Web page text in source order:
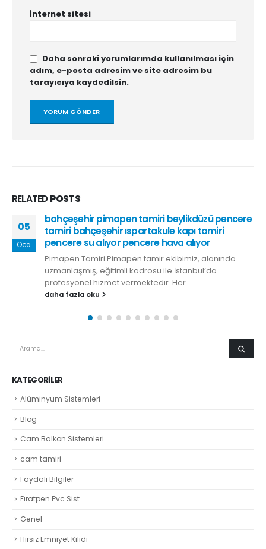
İnternet sitesi
Daha sonraki yorumlarımda kullanılması için
adım, e-posta adresim ve site adresim bu
tarayıcıya kaydedilsin.
RELATEDPOSTS
05
Oca
bahçeşehir pimapen tamiri beylikdüzü pencere
tamiri bahçeşehir ıspartakule kapı tamiri
pencere su alıyor pencere hava alıyor
Pimapen Tamiri Pimapen tamir ekibimiz, alanında
uzmanlaşmış, eğitimli kadrosu ile İstanbul’da
profesyonel hizmet vermektedir. Her...
daha fazla oku
KATEGORILER
Alüminyum Sistemleri
Blog
Cam Balkon Sistemleri
cam tamiri
Faydalı Bilgiler
Fıratpen Pvc Sist.
Genel
Hırsız Emniyet Kilidi